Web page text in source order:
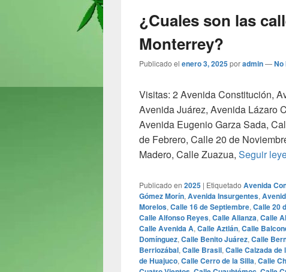
¿Cuales son las
Monterrey?
Publicado el enero 3, 2025poradmin—No
Visitas: 2 Avenida Constitución,
Avenida Juárez, Avenida Lázaro
Avenida Eugenio Garza Sada,
de Febrero, Calle 20 de
Madero, Calle Zuazua, Seguir
Publicado en 2025 | Etiquetado Avenida
Gómez Morín, Avenida Insurgentes,
Morelos, Calle 16 de Septiembre, Calle 20
Calle Alfonso Reyes, Calle Alianza, Calle
Calle Avenida A, Calle Aztlán, Calle
Domínguez, Calle Benito Juárez, Calle
Berriozábal, Calle Brasil, Calle Calzada de
de Huajuco, Calle Cerro de la Silla, Calle